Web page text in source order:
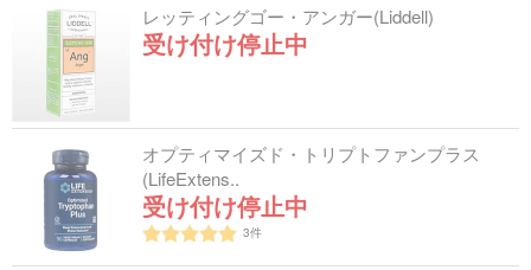
レッティングゴー・アンガー(Liddell)
受け付け停止中
オプティマイズド・トリプトファンプラス
(LifeExtens..
受け付け停止中
3件